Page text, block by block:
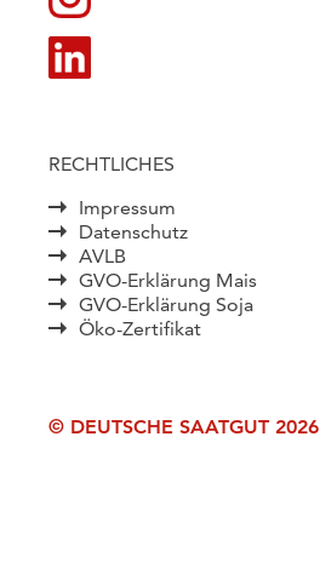
RECHTLICHES
Impressum
Datenschutz
AVLB
GVO-Erklärung Mais
GVO-Erklärung Soja
Öko-Zertifikat
© DEUTSCHE SAATGUT 2026